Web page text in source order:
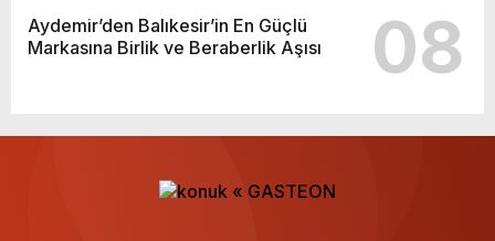
Aydemir’den Balıkesir’in En Güçlü
Markasına Birlik ve Beraberlik Aşısı
08